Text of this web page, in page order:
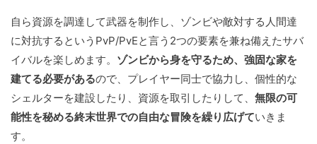
自ら資源を調達して武器を制作し、ゾンビや敵対する人間達
に対抗するというPvP/PvEと言う2つの要素を兼ね備えたサバ
イバルを楽しめます。 ゾンビから身を守るため、強固な家を
建てる必要があるので、プレイヤー同士で協力し、個性的な
シェルターを建設したり、資源を取引したりして、 無限の可
能性を秘める終末世界での自由な冒険を繰り広げていきま
す。